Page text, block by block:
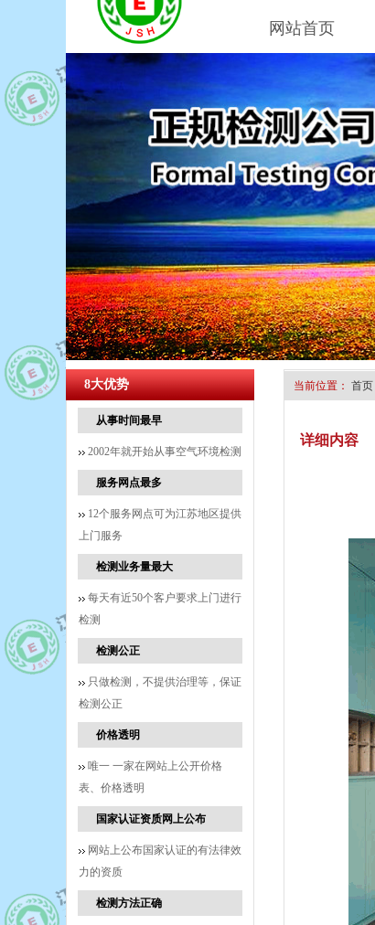
网站首页
8大优势
从事时间最早
2002年就开始从事空气环境检测
服务网点最多
12个服务网点可为江苏地区提供
上门服务
检测业务量最大
每天有近50个客户要求上门进行
检测
检测公正
只做检测，不提供治理等，保证
检测公正
价格透明
唯一 一家在网站上公开价格
表、价格透明
国家认证资质网上公布
网站上公布国家认证的有法律效
力的资质
检测方法正确
当前位置： 首页
详细内容